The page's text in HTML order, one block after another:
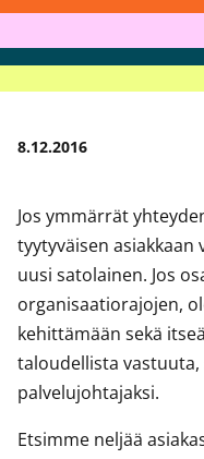
8.12.2016
Jos ymmärrät
tyytyväisen
uusi satolainen. Jos
organisaatiorajojen,
kehittämään sekä
taloudellista
palvelujohtajaksi.
Etsimme neljää